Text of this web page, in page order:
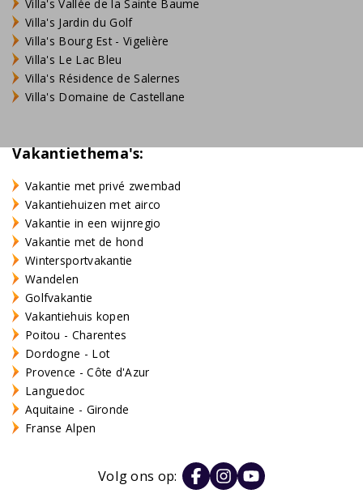
Villa's Vallée de la Sainte Baume
Villa's Jardin du Golf
Villa's Bourg Est - Vigelière
Villa's Le Lac Bleu
Villa's Résidence de Salernes
Villa's Domaine de Castellane
Vakantiethema's:
Vakantie met privé zwembad
Vakantiehuizen met airco
Vakantie in een wijnregio
Vakantie met de hond
Wintersportvakantie
Wandelen
Golfvakantie
Vakantiehuis kopen
Poitou - Charentes
Dordogne - Lot
Provence - Côte d'Azur
Languedoc
Aquitaine - Gironde
Franse Alpen
Volg ons op: